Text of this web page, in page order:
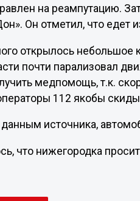
на реампутацию.
Он отметил, что едет
открылось небольшое
почти парализовал
медпомощь, т.к.
112 якобы
источника,
что нижегородка просит